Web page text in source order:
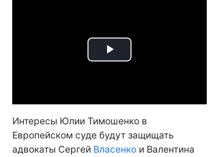
Play
Интересы Юлии Тимошенко в
Европейском суде будут защищать
адвокаты Сергей Власенко и Валентина